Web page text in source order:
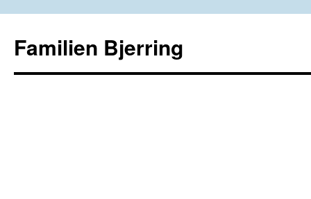
Familien Bjerring